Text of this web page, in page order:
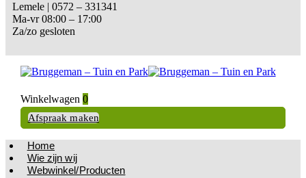
Lemele | 0572 – 331341
Ma-vr 08:00 – 17:00
Za/zo gesloten
Winkelwagen 0
Afspraak maken
Home
Wie zijn wij
Webwinkel/Producten